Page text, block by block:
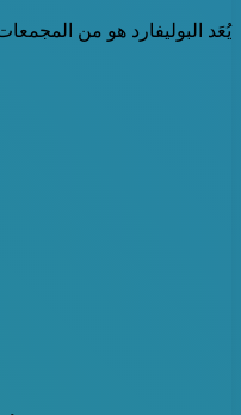
يُعَد البوليفارد هو من المجمعات التجارية الضخمة